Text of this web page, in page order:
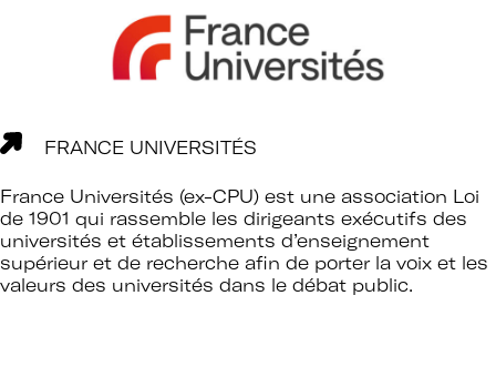
FRANCE UNIVERSITÉS
France Universités (ex-CPU) est une association Loi
de 1901 qui rassemble les dirigeants exécutifs des
universités et établissements d’enseignement
supérieur et de recherche afin de porter la voix et les
valeurs des universités dans le débat public.